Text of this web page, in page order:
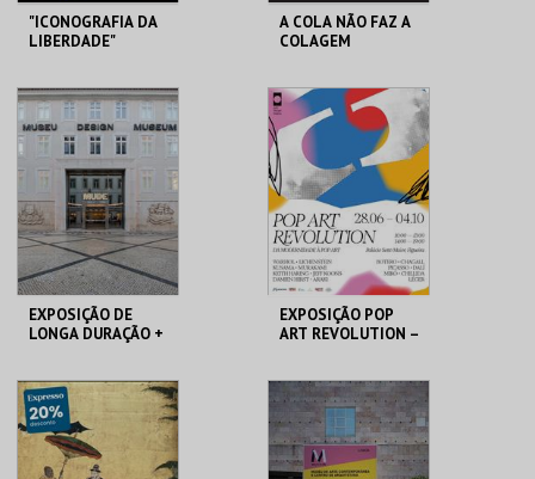
"ICONOGRAFIA DA
LIBERDADE"
MUDE
MAIS INFO
COMPRAR
A COLA NÃO FAZ A
COLAGEM
ATELIER-MUSEU
JÚLIO POMAR
MAIS INFO
COMPRAR
EXPOSIÇÃO DE
LONGA DURAÇÃO +
MUDE
MAIS INFO
EXPOSIÇÃO POP
ART REVOLUTION –
PALÁCIO SOTTO
MAIOR
MAIS INFO